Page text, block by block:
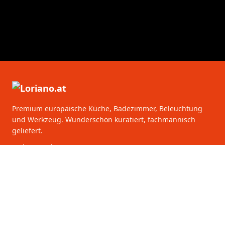
Premium europäische Küche, Badezimmer, Beleuchtung
und Werkzeug. Wunderschön kuratiert, fachmännisch
geliefert.
Loriano GmbH